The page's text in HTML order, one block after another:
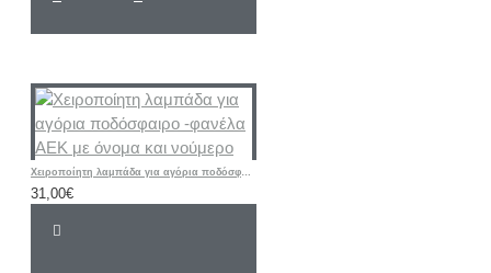
Χειροποίητη λαμπάδα για αγόρια ποδόσφαιρο -φανέλα ΑΕΚ με όνομα και νούμερο
31,00€